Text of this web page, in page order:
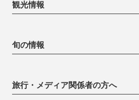
観光情報
旬の情報
旅行・メディア関係者の方へ